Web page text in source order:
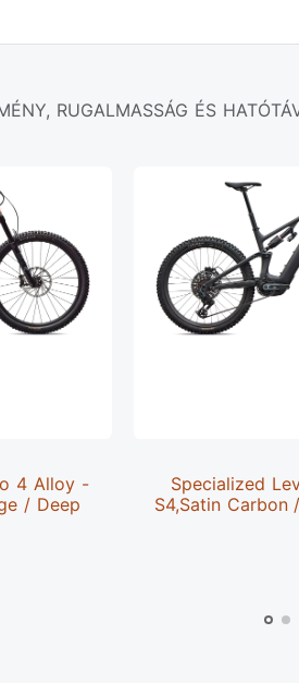
RUGALMASSÁG ÉS
4 Alloy -
/ Deep
Specialized
S4,Satin